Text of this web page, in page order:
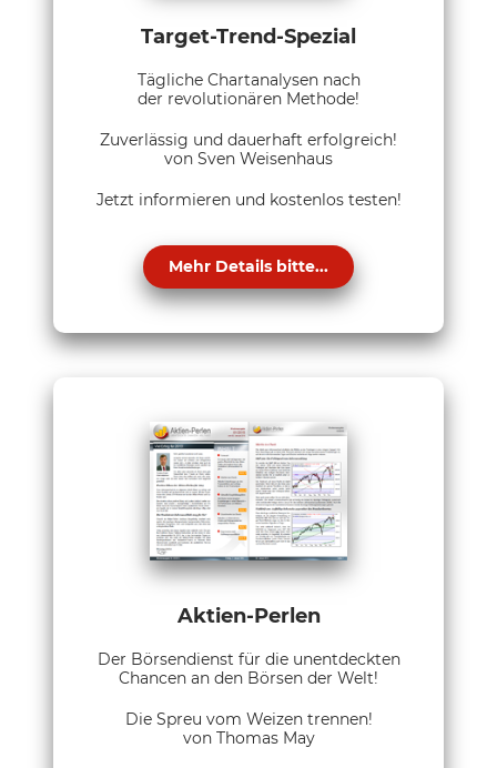
Target-Trend-Spezial
Tägliche Chartanalysen nach
der revolutionären Methode!
Zuverlässig und dauerhaft erfolgreich!
von Sven Weisenhaus
Jetzt informieren und kostenlos testen!
Mehr Details bitte...
Aktien-Perlen
Der Börsendienst für die unentdeckten
Chancen an den Börsen der Welt!
Die Spreu vom Weizen trennen!
von Thomas May